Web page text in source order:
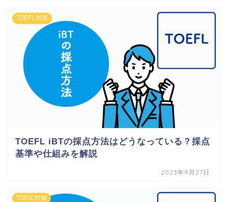
TOEFL対策
TOEFL iBTの採点方法はどうなっている？採点
基準や仕組みを解説
2023年9月27日
TOEIC対策